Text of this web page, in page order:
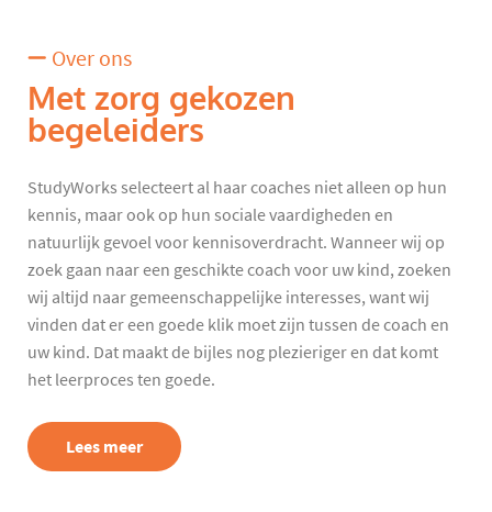
Over ons
Met zorg gekozen
begeleiders
StudyWorks selecteert al haar coaches niet alleen op hun
kennis, maar ook op hun sociale vaardigheden en
natuurlijk gevoel voor kennisoverdracht. Wanneer wij op
zoek gaan naar een geschikte coach voor uw kind, zoeken
wij altijd naar gemeenschappelijke interesses, want wij
vinden dat er een goede klik moet zijn tussen de coach en
uw kind. Dat maakt de bijles nog plezieriger en dat komt
het leerproces ten goede.
Lees meer